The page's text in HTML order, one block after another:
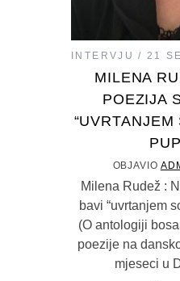
INTERVJU 21
MILENA
POEZIJA
OBJAVIO
Milena Rudež :
bavi “uvrtanjem
(O antologiji
poezije na
mjeseci u